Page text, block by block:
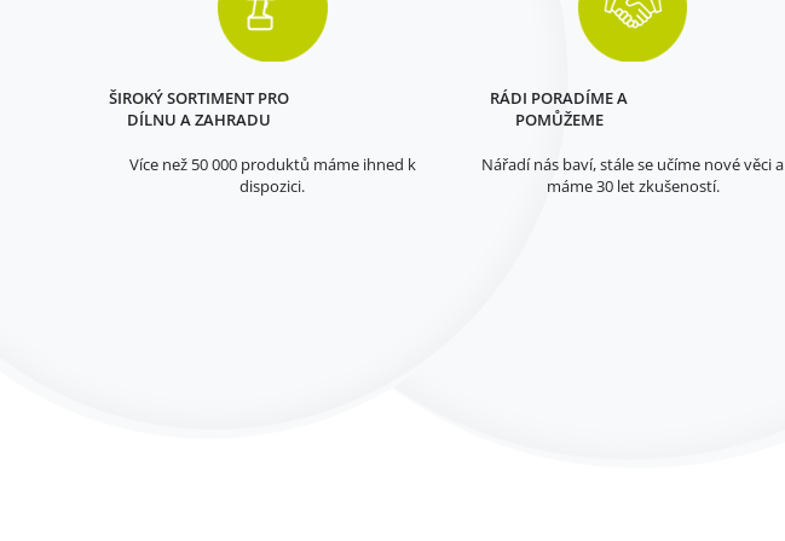
ŠIROKÝ SORTIMENT PRO
DÍLNU A ZAHRADU
Více než 50 000 produktů máme ihned k
dispozici.
RÁDI PORADÍME A
POMŮŽEME
Nářadí nás baví, stále se učíme nové věci a
máme 30 let zkušeností.